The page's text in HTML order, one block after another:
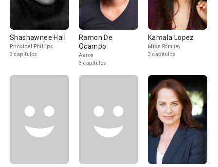
Shashawnee Hall
Principal Phillips
3 capítulos
Ramon De
Ocampo
Aaron
3 capítulos
Kamala Lopez
Miss Romney
3 capítulos